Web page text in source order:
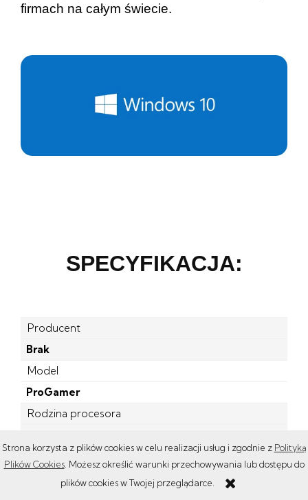
Strona korzysta z plików cookies w celu realizacji usług i zgodnie z Polityką
Plików Cookies. Możesz określić warunki przechowywania lub dostępu do
plików cookies w Twojej przeglądarce.
firmach na całym świecie.
SPECYFIKACJA:
Producent
Brak
Model
ProGamer
Rodzina procesora
Procesor
i7-2600